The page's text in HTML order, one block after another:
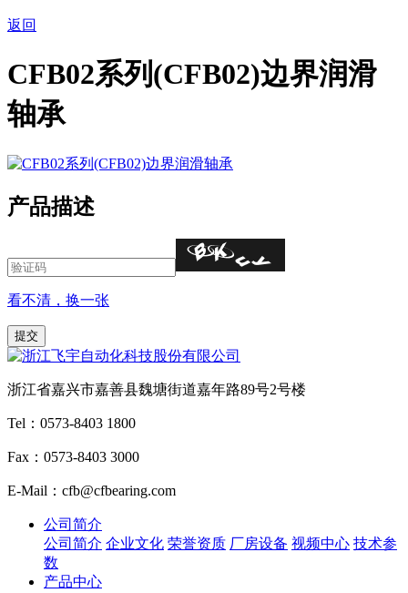
返回
CFB02系列(CFB02)边界润滑
轴承
产品描述
看不清，换一张
浙江省嘉兴市嘉善县魏塘街道嘉年路89号2号楼
Tel：0573-8403 1800
Fax：0573-8403 3000
E-Mail：cfb@cfbearing.com
公司简介
公司简介 企业文化 荣誉资质 厂房设备 视频中心 技术参
数
产品中心